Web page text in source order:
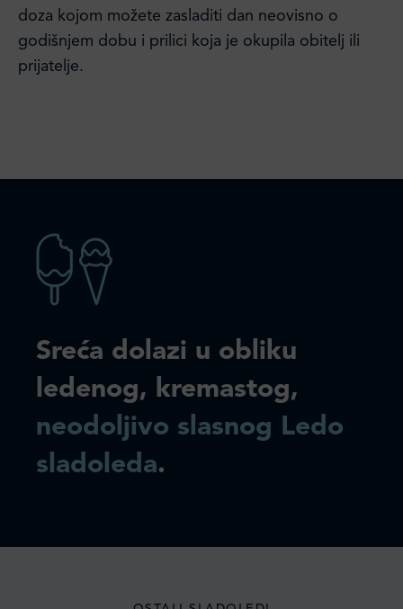
doza kojom možete zasladiti dan neovisno o
godišnjem dobu i prilici koja je okupila obitelj ili
prijatelje.
Sreća dolazi u obliku
ledenog, kremastog,
neodoljivo slasnog Ledo
sladoleda.